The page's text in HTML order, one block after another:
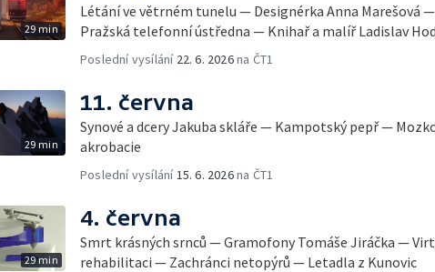
29 min
Létání ve větrném tunelu — Designérka Anna Marešová — Rugby vozíčkářů —
Pražská telefonní ústředna — Knihař a malíř Ladislav
Poslední vysílání 22. 6. 2026na ČT1
29 min
11. června
Synové a dcery Jakuba skláře — Kampotský pepř —
akrobacie
Poslední vysílání15. 6. 2026na ČT1
29 min
4. června
Smrt krásných srnců — Gramofony Tomáše Jiráčka —
rehabilitaci — Zachránci netopýrů — Letadla z Kunovic